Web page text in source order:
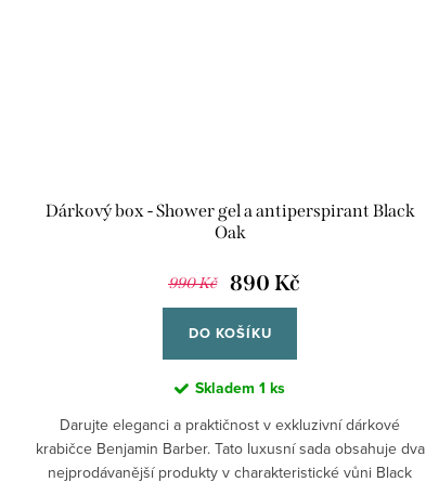
Dárkový box - Shower gel a antiperspirant Black
Oak
990 Kč 890 Kč
DO KOŠÍKU
Skladem 1 ks
Darujte eleganci a praktičnost v exkluzivní dárkové
krabičce Benjamin Barber. Tato luxusní sada obsahuje dva
nejprodávanější produkty v charakteristické vůni Black